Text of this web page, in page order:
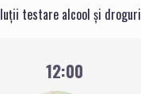
testare alcool și droguri
12:00